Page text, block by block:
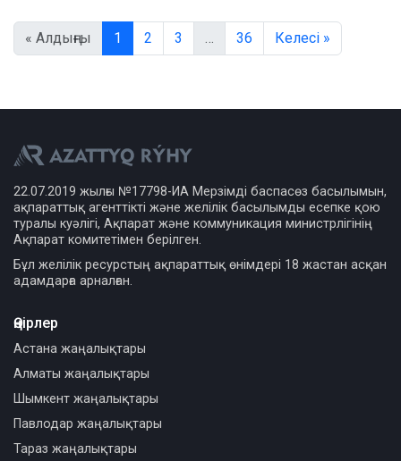
« Алдыңғы 1 2 3 36 Келесі »
22.07.2019 жылғы №17798-ИА Мерзімді баспасөз басылымын,
ақпараттық агенттікті және желілік басылымды есепке қою
туралы куәлігі, Ақпарат және коммуникация министрлігінің
Ақпарат комитетімен берілген.
Бұл желілік ресурстың ақпараттық өнімдері 18 жастан асқан
адамдарға арналған.
Өңірлер
Астана жаңалықтары
Алматы жаңалықтары
Шымкент жаңалықтары
Павлодар жаңалықтары
Тараз жаңалықтары